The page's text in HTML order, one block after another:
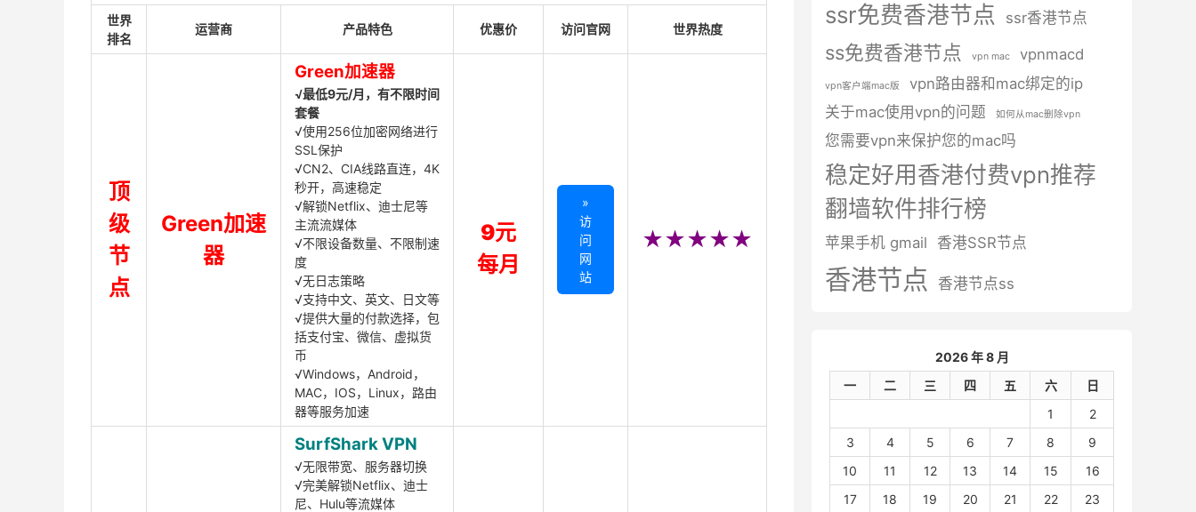
世界
排名
运营商 产品特色 优惠价 访问官网 世界热度
顶
级
节
点
Green加速
器
Green加速器
√最低9元/月，有不限时间
套餐
√使用256位加密网络进行
SSL保护
√CN2、CIA线路直连，4K
秒开，高速稳定
√解锁Netflix、迪士尼等
主流流媒体
√不限设备数量、不限制速
度
√无日志策略
√支持中文、英文、日文等
√提供大量的付款选择，包
括支付宝、微信、虚拟货
币
√Windows，Android，
MAC，IOS，Linux，路由
器等服务加速
9元
每月
»
访
问
网
站
★★★★★
SurfShark VPN
√无限带宽、服务器切换
√完美解锁Netflix、迪士
尼、Hulu等流媒体
ssr免费香港节点 ssr香港节点
ss免费香港节点 vpn mac vpnmacd
vpn客户端mac版
vpn路由器和mac绑定的ip
关于mac使用vpn的问题
如何从mac删除vpn
您需要vpn来保护您的mac吗
稳定好用香港付费vpn推荐
翻墙软件排行榜
苹果手机 gmail 香港SSR节点
香港节点 香港节点ss
2026 年 8 月
一
二 三 四 五 六
日
1
2
3
4 5 6 7 8
9
10
11 12 13 14 15
16
17
18 19 20 21 22
23